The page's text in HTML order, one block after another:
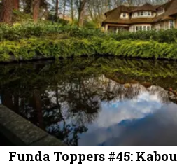
Funda Toppers #45: